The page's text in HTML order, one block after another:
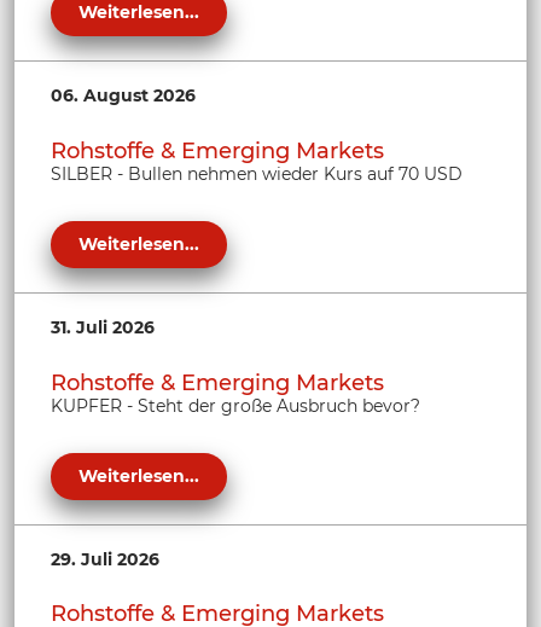
Weiterlesen...
06. August 2026
Rohstoffe & Emerging Markets
SILBER - Bullen nehmen wieder Kurs auf 70 USD
Weiterlesen...
31. Juli 2026
Rohstoffe & Emerging Markets
KUPFER - Steht der große Ausbruch bevor?
Weiterlesen...
29. Juli 2026
Rohstoffe & Emerging Markets